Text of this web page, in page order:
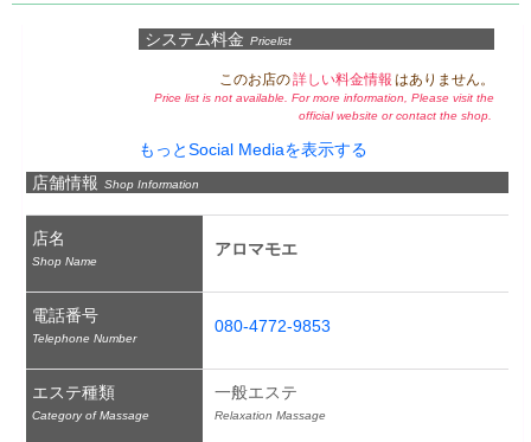
システム料金 Pricelist
このお店の詳しい料金情報 はありません。
Price list is not available. For more information, Please visit the
official website or contact the shop.
もっとSocial Mediaを表示する
店舗情報 Shop Information
店名
Shop Name
アロマモエ
電話番号
Telephone Number
080-4772-9853
エステ種類
Category of Massage
一般エステ
Relaxation Massage